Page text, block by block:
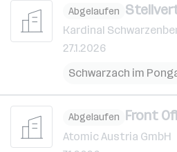
Abgelaufen
Kardinal
27.1.2026
Schwarzach im
Abgelaufen Front
Atomic Austria GmbH